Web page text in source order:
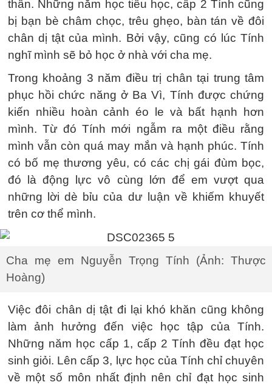
thân. Những năm học tiểu học, cấp 2 Tính cũng
bị bạn bè châm chọc, trêu ghẹo, bàn tán về đôi
chân dị tật của mình. Bởi vậy, cũng có lúc Tính
nghĩ mình sẽ bỏ học ở nhà với cha mẹ.
Trong khoảng 3 năm điều trị chân tại trung tâm
phục hồi chức năng ở Ba Vì, Tính được chứng
kiến nhiều hoàn cảnh éo le và bất hạnh hơn
mình. Từ đó Tính mới ngẫm ra một điều rằng
mình vẫn còn quá may mắn và hạnh phúc. Tính
có bố mẹ thương yêu, có các chị gái đùm bọc,
đó là động lực vô cùng lớn để em vượt qua
những lời dè bỉu của dư luận về khiếm khuyết
trên cơ thể mình.
Cha mẹ em Nguyễn Trọng Tính (Ảnh: Thược
Hoàng)
Việc đôi chân dị tật đi lại khó khăn cũng không
làm ảnh hưởng đến việc học tập của Tính.
Những năm học cấp 1, cấp 2 Tính đều đạt học
sinh giỏi. Lên cấp 3, lực học của Tính chỉ chuyên
về một số môn nhất định nên chỉ đạt học sinh